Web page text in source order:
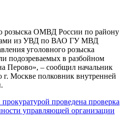
розыска ОМВД России по району
из УВД по ВАО ГУ МВД
уголовного розыска
подозреваемых в разбойном
Перово», – сообщил начальник
Москве полковник внутренней